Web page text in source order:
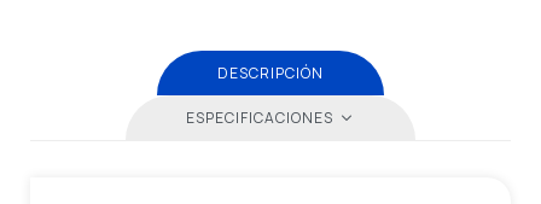
DESCRIPCIÓN
ESPECIFICACIONES